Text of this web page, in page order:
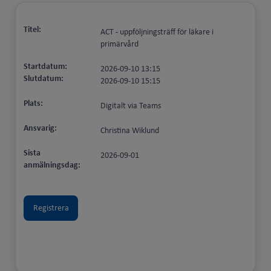
Titel:
ACT - uppföljningsträff för läkare i
primärvård
Startdatum:
Slutdatum:
2026-09-10 13:15
2026-09-10 15:15
Plats: Digitalt via Teams
Ansvarig: Christina Wiklund
Sista
anmälningsdag:
2026-09-01